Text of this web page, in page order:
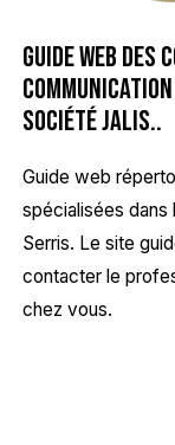
Guide web
société Jalis..
Guide web
spécialisées
Serris. Le site
contacter le
chez vous.